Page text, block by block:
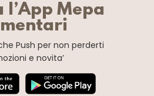
l’App Mepa
Push per non perderti
e novita’